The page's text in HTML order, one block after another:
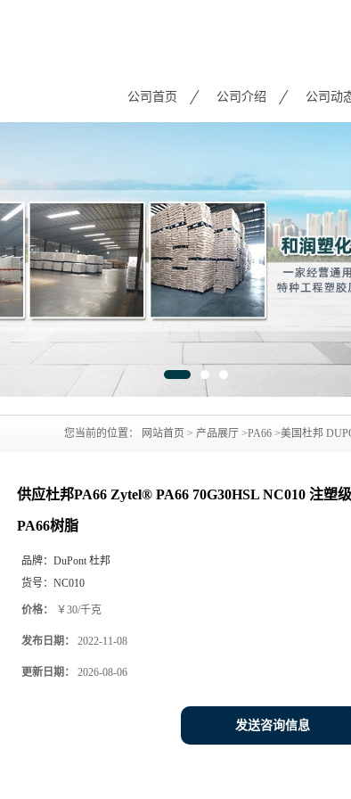
公司首页 公司介绍 公司动
您当前的位置： 网站首页 > 产品展厅 >PA66 >美国杜邦
供应杜邦PA66 Zytel® PA66 70G30HSL NC010 注塑
PA66树脂
品牌： DuPont 杜邦
货号： NC010
价格： ￥30/千克
发布日期： 2022-11-08
更新日期： 2026-08-06
发送咨询信息